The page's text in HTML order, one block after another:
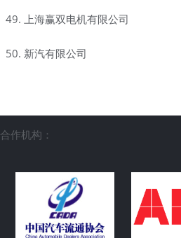
49. 上海赢双电机有限公司
50. 新汽有限公司
合作机构：